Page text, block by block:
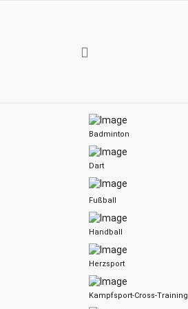
Badminton
Dart
Fußball
Handball
Herzsport
Kampfsport-Cross-Training